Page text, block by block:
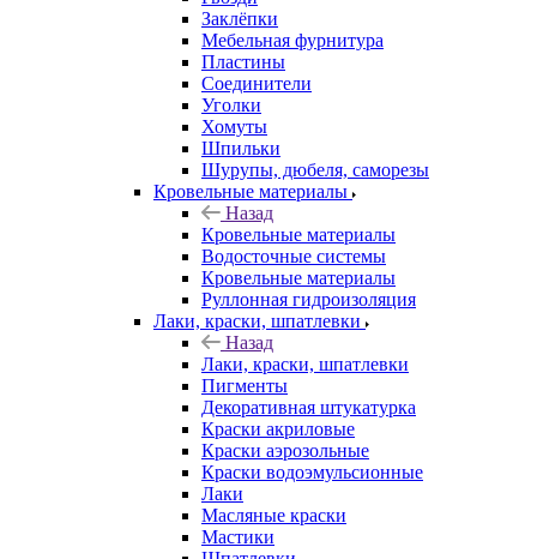
Заклёпки
Мебельная фурнитура
Пластины
Соединители
Уголки
Хомуты
Шпильки
Шурупы, дюбеля, саморезы
Кровельные материалы
Назад
Кровельные материалы
Водосточные системы
Кровельные материалы
Руллонная гидроизоляция
Лаки, краски, шпатлевки
Назад
Лаки, краски, шпатлевки
Пигменты
Декоративная штукатурка
Краски акриловые
Краски аэрозольные
Краски водоэмульсионные
Лаки
Масляные краски
Мастики